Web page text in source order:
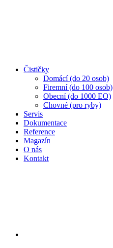
Čističky
Domácí (do 20 osob)
Firemní (do 100 osob)
Obecní (do 1000 EO)
Chovné (pro ryby)
Servis
Dokumentace
Reference
Magazín
O nás
Kontakt